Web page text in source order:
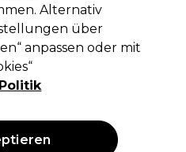
Alternativ
über
anpassen oder mit